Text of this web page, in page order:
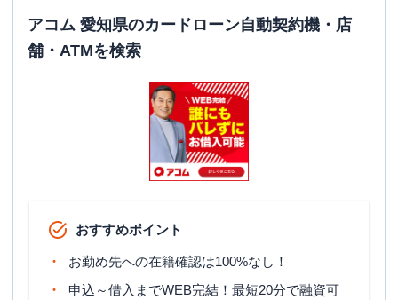
アコム 愛知県のカードローン自動契約機・店
舗・ATMを検索
おすすめポイント
お勤め先への在籍確認は100%なし！
申込～借入までWEB完結！最短20分で融資可